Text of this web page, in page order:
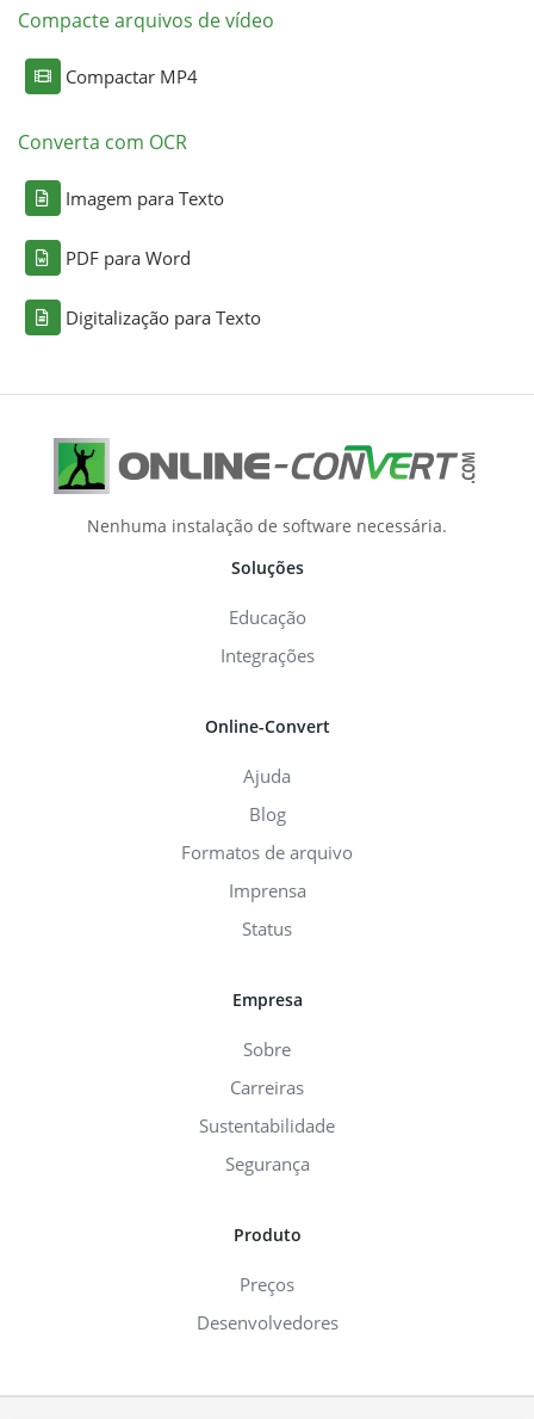
Compacte arquivos de vídeo
Compactar MP4
Converta com OCR
Imagem para Texto
PDF para Word
Digitalização para Texto
Nenhuma instalação de software necessária.
Soluções
Educação
Integrações
Online-Convert
Ajuda
Blog
Formatos de arquivo
Imprensa
Status
Empresa
Sobre
Carreiras
Sustentabilidade
Segurança
Produto
Preços
Desenvolvedores